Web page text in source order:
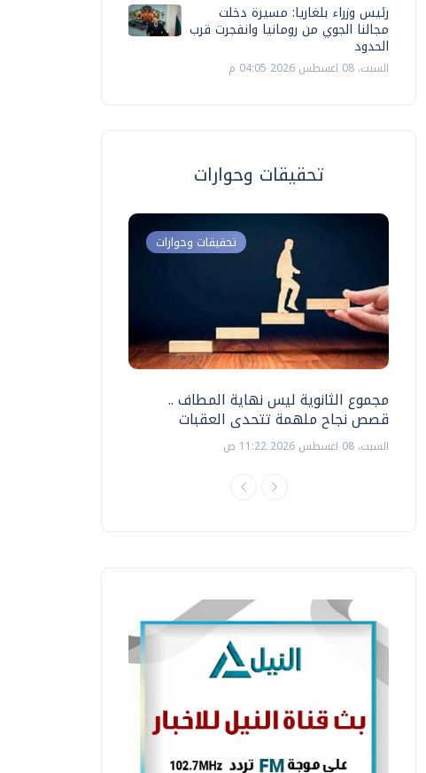
رئيس وزراء بلغاريا: مسيرة دخلت
مجالنا الجوي من رومانيا وانفجرت قرب
الحدود
السبت، 08 اغسطس 2026 04:05 م
تحقيقات وحوارات
تحقيقات وحوارات
مجموع الثانوية ليس نهاية المطاف ..
قصص نجاح ملهمة تتحدى العقبات
السبت، 08 اغسطس 2026 11:22 ص